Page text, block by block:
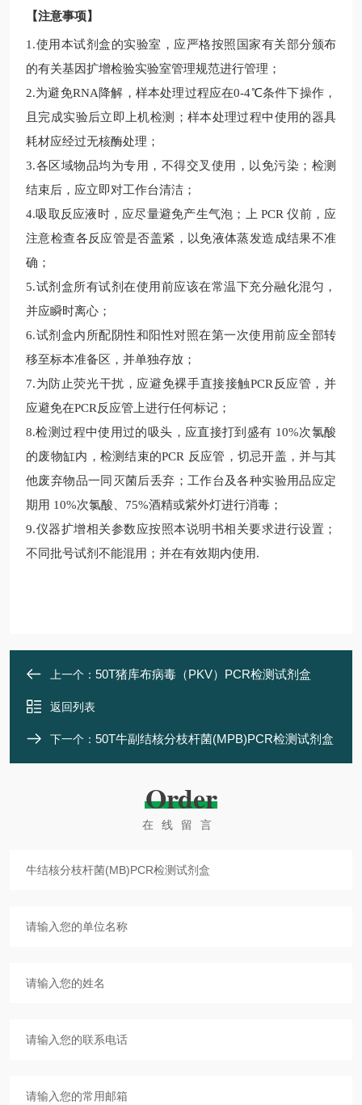
【注意事项】
1.使用本试剂盒的实验室，应严格按照国家有关部分颁布
的有关基因扩增检验实验室管理规范进行管理；
2.为避免RNA降解，样本处理过程应在0-4℃条件下操作，
且完成实验后立即上机检测；样本处理过程中使用的器具
耗材应经过无核酶处理；
3.各区域物品均为专用，不得交叉使用，以免污染；检测
结束后，应立即对工作台清洁；
4.吸取反应液时，应尽量避免产生气泡；上 PCR 仪前，应
注意检查各反应管是否盖紧，以免液体蒸发造成结果不准
确；
5.试剂盒所有试剂在使用前应该在常温下充分融化混匀，
并应瞬时离心；
6.试剂盒内所配阴性和阳性对照在第一次使用前应全部转
移至标本准备区，并单独存放；
7.为防止荧光干扰，应避免裸手直接接触PCR反应管，并
应避免在PCR反应管上进行任何标记；
8.检测过程中使用过的吸头，应直接打到盛有 10%次氯酸
的废物缸内，检测结束的PCR 反应管，切忌开盖，并与其
他废弃物品一同灭菌后丢弃；工作台及各种实验用品应定
期用 10%次氯酸、75%酒精或紫外灯进行消毒；
9.仪器扩增相关参数应按照本说明书相关要求进行设置；
不同批号试剂不能混用；并在有效期内使用.
上一个： 50T猪库布病毒（PKV）PCR检测试剂盒
返回列表
下一个： 50T牛副结核分枝杆菌(MPB)PCR检测试剂盒
Order
在线留言